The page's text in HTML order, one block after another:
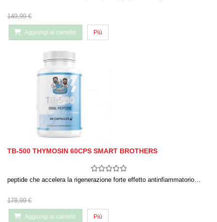
149,99 €
Aggiungi al carrello Più
TB-500 THYMOSIN 60CPS SMART BROTHERS
peptide che accelera la rigenerazione forte effetto antinfiammatorio…
178,99 €
Aggiungi al carrello Più